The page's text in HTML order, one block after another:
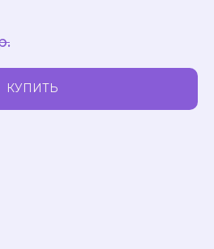
КУПИТЬ